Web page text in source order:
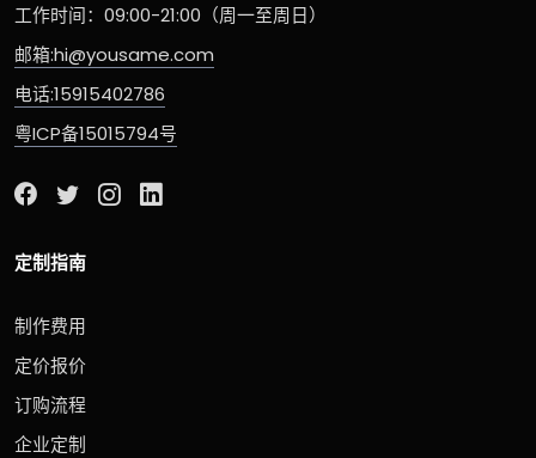
工作时间：09:00-21:00（周一至周日）
邮箱:hi@yousame.com
电话:15915402786
粤ICP备15015794号
定制指南
制作费用
定价报价
订购流程
企业定制